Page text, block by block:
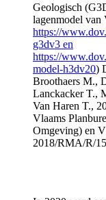
Geologisch
lagenmodel van
https://
g3dv3 en
https://
model-h3dv20)
Broothaers M.,
Lanckacker T.,
Van Haren T.,
Vlaams
Omgeving) en
2018/RMA/R/